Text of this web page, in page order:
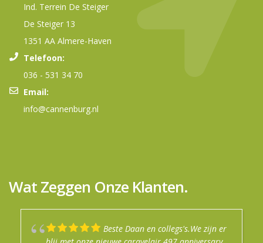
Ind. Terrein De Steiger
De Steiger 13
1351 AA Almere-Haven
Telefoon:
036 - 531 34 70
Email:
info@cannenburg.nl
Wat Zeggen Onze Klanten.
Beste Daan en collegs's.We zijn er
Mijn jaren ervaring met dit bedrijf
Goede info gekregen prima uitleg.
Top service in de winkel.
Na een fijn en enthousiast